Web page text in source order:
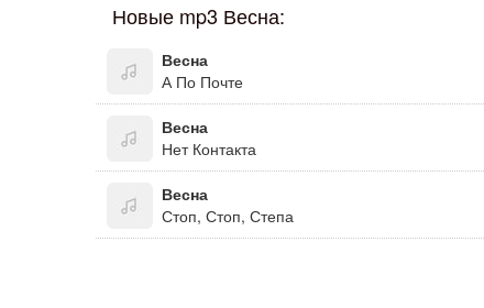
Новые mp3 Весна:
Весна
А По Почте
Весна
Нет Контакта
Весна
Стоп, Стоп, Степа